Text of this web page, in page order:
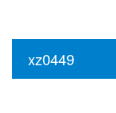
xz0449